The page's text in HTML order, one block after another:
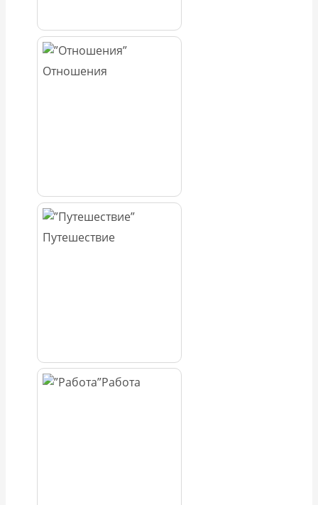
Отношения
Путешествие
Работа